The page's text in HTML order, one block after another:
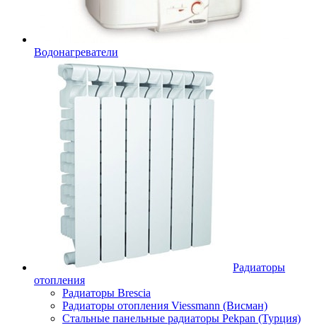
Водонагреватели
Радиаторы
отопления
Радиаторы Brescia
Радиаторы отопления Viessmann (Висман)
Стальные панельные радиаторы Pekpan (Турция)